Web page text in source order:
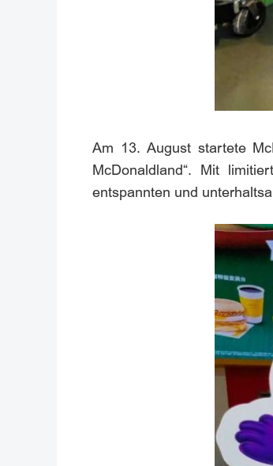
Am 13. August startete
McDonaldland“. Mit
entspannten und